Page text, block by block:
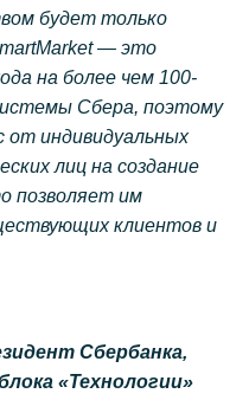
будет только
— это
на более чем 100-
Сбера, поэтому
индивидуальных
лиц на создание
позволяет им
клиентов и
Сбербанка,
«Технологии»